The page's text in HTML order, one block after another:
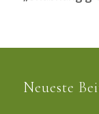
Neueste